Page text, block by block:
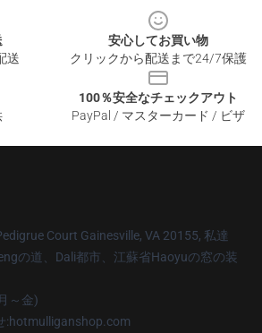
送
安心してお買い物
クリックから配送まで24/7保護
100％安全なチェックアウト
PayPal / マスターカード / ビザ
Court Gainesville, VA 20155, 私達
の道、Dali都市、江蘇省Haoyuの窓の装
～金)
:hotmulliganshop.com